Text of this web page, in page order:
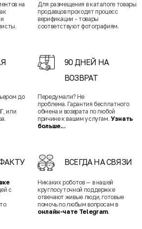
на
Для размещения в каталоге товары
продавцов проходят процесс
верификации - товары
соответствуют фотографиям.
до
или
90 ДНЕЙ НА
ВОЗВРАТ
Передумали? Не
проблема. Гарантия бесплатного
обмена и возврата по любой
причине к вашим услугам. Узнать
больше...
с
ВСЕГДА НА СВЯЗИ
Никаких роботов — в нашей
круглосуточной поддержке
отвечают живые люди, готовые
помочь по любым вопросам в
онлайн-чате Telegram.